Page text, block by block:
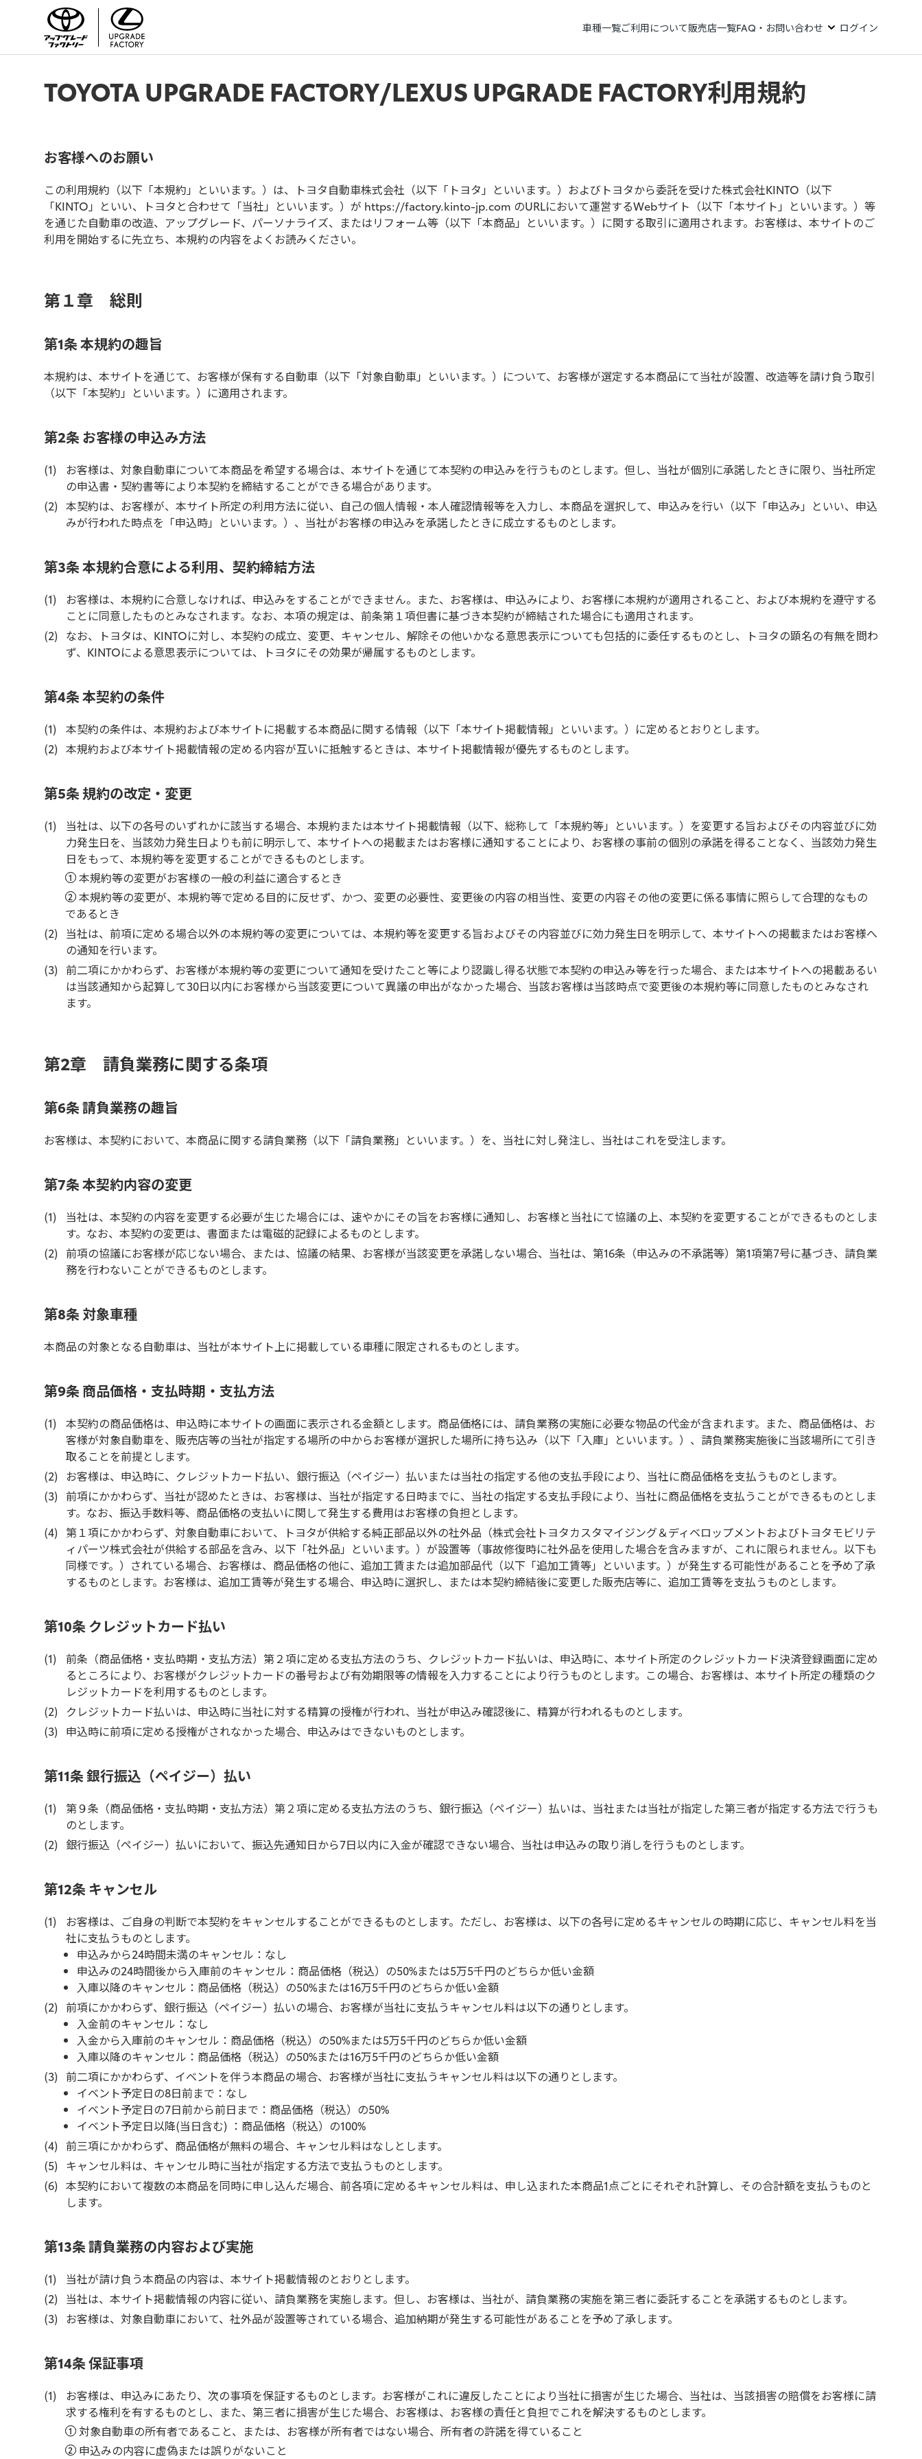
車種一覧ご利用について販売店一覧FAQ・お問い合わせ ログイン
TOYOTA UPGRADE FACTORY/LEXUS UPGRADE FACTORY利用規約
お客様へのお願い
この利用規約（以下「本規約」といいます。）は、トヨタ自動車株式会社（以下「トヨタ」といいます。）およびトヨタから委託を受けた株式会社KINTO（以下
「KINTO」といい、トヨタと合わせて「当社」といいます。）が https://factory.kinto-jp.com のURLにおいて運営するWebサイト（以下「本サイト」といいます。）等
を通じた自動車の改造、アップグレード、パーソナライズ、またはリフォーム等（以下「本商品」といいます。）に関する取引に適用されます。お客様は、本サイトのご
利用を開始するに先立ち、本規約の内容をよくお読みください。
第１章 総則
第1条 本規約の趣旨
本規約は、本サイトを通じて、お客様が保有する自動車（以下「対象自動車」といいます。）について、お客様が選定する本商品にて当社が設置、改造等を請け負う取引
（以下「本契約」といいます。）に適用されます。
第2条 お客様の申込み方法
お客様は、対象自動車について本商品を希望する場合は、本サイトを通じて本契約の申込みを行うものとします。但し、当社が個別に承諾したときに限り、当社所定
の申込書・契約書等により本契約を締結することができる場合があります。
本契約は、お客様が、本サイト所定の利用方法に従い、自己の個人情報・本人確認情報等を入力し、本商品を選択して、申込みを行い（以下「申込み」といい、申込
みが行われた時点を「申込時」といいます。）、当社がお客様の申込みを承諾したときに成立するものとします。
第3条 本規約合意による利用、契約締結方法
お客様は、本規約に合意しなければ、申込みをすることができません。また、お客様は、申込みにより、お客様に本規約が適用されること、および本規約を遵守する
ことに同意したものとみなされます。なお、本項の規定は、前条第１項但書に基づき本契約が締結された場合にも適用されます。
なお、トヨタは、KINTOに対し、本契約の成立、変更、キャンセル、解除その他いかなる意思表示についても包括的に委任するものとし、トヨタの顕名の有無を問わ
ず、KINTOによる意思表示については、トヨタにその効果が帰属するものとします。
第4条 本契約の条件
本契約の条件は、本規約および本サイトに掲載する本商品に関する情報（以下「本サイト掲載情報」といいます。）に定めるとおりとします。
本規約および本サイト掲載情報の定める内容が互いに抵触するときは、本サイト掲載情報が優先するものとします。
第5条 規約の改定・変更
当社は、以下の各号のいずれかに該当する場合、本規約または本サイト掲載情報（以下、総称して「本規約等」といいます。）を変更する旨およびその内容並びに効
力発生日を、当該効力発生日よりも前に明示して、本サイトへの掲載またはお客様に通知することにより、お客様の事前の個別の承諾を得ることなく、当該効力発生
日をもって、本規約等を変更することができるものとします。
本規約等の変更がお客様の一般の利益に適合するとき
本規約等の変更が、本規約等で定める目的に反せず、かつ、変更の必要性、変更後の内容の相当性、変更の内容その他の変更に係る事情に照らして合理的なもの
であるとき
当社は、前項に定める場合以外の本規約等の変更については、本規約等を変更する旨およびその内容並びに効力発生日を明示して、本サイトへの掲載またはお客様へ
の通知を行います。
前二項にかかわらず、お客様が本規約等の変更について通知を受けたこと等により認識し得る状態で本契約の申込み等を行った場合、または本サイトへの掲載あるい
は当該通知から起算して30日以内にお客様から当該変更について異議の申出がなかった場合、当該お客様は当該時点で変更後の本規約等に同意したものとみなされ
ます。
第2章 請負業務に関する条項
第6条 請負業務の趣旨
お客様は、本契約において、本商品に関する請負業務（以下「請負業務」といいます。）を、当社に対し発注し、当社はこれを受注します。
第7条 本契約内容の変更
当社は、本契約の内容を変更する必要が生じた場合には、速やかにその旨をお客様に通知し、お客様と当社にて協議の上、本契約を変更することができるものとしま
す。なお、本契約の変更は、書面または電磁的記録によるものとします。
前項の協議にお客様が応じない場合、または、協議の結果、お客様が当該変更を承諾しない場合、当社は、第16条（申込みの不承諾等）第1項第7号に基づき、請負業
務を行わないことができるものとします。
第8条 対象車種
本商品の対象となる自動車は、当社が本サイト上に掲載している車種に限定されるものとします。
第9条 商品価格・支払時期・支払方法
本契約の商品価格は、申込時に本サイトの画面に表示される金額とします。商品価格には、請負業務の実施に必要な物品の代金が含まれます。また、商品価格は、お
客様が対象自動車を、販売店等の当社が指定する場所の中からお客様が選択した場所に持ち込み（以下「入庫」といいます。）、請負業務実施後に当該場所にて引き
取ることを前提とします。
お客様は、申込時に、クレジットカード払い、銀行振込（ペイジー）払いまたは当社の指定する他の支払手段により、当社に商品価格を支払うものとします。
前項にかかわらず、当社が認めたときは、お客様は、当社が指定する日時までに、当社の指定する支払手段により、当社に商品価格を支払うことができるものとしま
す。なお、振込手数料等、商品価格の支払いに関して発生する費用はお客様の負担とします。
第１項にかかわらず、対象自動車において、トヨタが供給する純正部品以外の社外品（株式会社トヨタカスタマイジング＆ディベロップメントおよびトヨタモビリテ
ィパーツ株式会社が供給する部品を含み、以下「社外品」といいます。）が設置等（事故修復時に社外品を使用した場合を含みますが、これに限られません。以下も
同様です。）されている場合、お客様は、商品価格の他に、追加工賃または追加部品代（以下「追加工賃等」といいます。）が発生する可能性があることを予め了承
するものとします。お客様は、追加工賃等が発生する場合、申込時に選択し、または本契約締結後に変更した販売店等に、追加工賃等を支払うものとします。
第10条 クレジットカード払い
前条（商品価格・支払時期・支払方法）第２項に定める支払方法のうち、クレジットカード払いは、申込時に、本サイト所定のクレジットカード決済登録画面に定め
るところにより、お客様がクレジットカードの番号および有効期限等の情報を入力することにより行うものとします。この場合、お客様は、本サイト所定の種類のク
レジットカードを利用するものとします。
クレジットカード払いは、申込時に当社に対する精算の授権が行われ、当社が申込み確認後に、精算が行われるものとします。
申込時に前項に定める授権がされなかった場合、申込みはできないものとします。
第11条 銀行振込（ペイジー）払い
第９条（商品価格・支払時期・支払方法）第２項に定める支払方法のうち、銀行振込（ペイジー）払いは、当社または当社が指定した第三者が指定する方法で行うも
のとします。
銀行振込（ペイジー）払いにおいて、振込先通知日から7日以内に入金が確認できない場合、当社は申込みの取り消しを行うものとします。
第12条 キャンセル
お客様は、ご自身の判断で本契約をキャンセルすることができるものとします。ただし、お客様は、以下の各号に定めるキャンセルの時期に応じ、キャンセル料を当
社に支払うものとします。
申込みから24時間未満のキャンセル：なし
申込みの24時間後から入庫前のキャンセル：商品価格（税込）の50%または5万5千円のどちらか低い金額
入庫以降のキャンセル：商品価格（税込）の50%または16万5千円のどちらか低い金額
前項にかかわらず、銀行振込（ペイジー）払いの場合、お客様が当社に支払うキャンセル料は以下の通りとします。
入金前のキャンセル：なし
入金から入庫前のキャンセル：商品価格（税込）の50%または5万5千円のどちらか低い金額
入庫以降のキャンセル：商品価格（税込）の50%または16万5千円のどちらか低い金額
前二項にかかわらず、イベントを伴う本商品の場合、お客様が当社に支払うキャンセル料は以下の通りとします。
イベント予定日の8日前まで：なし
イベント予定日の7日前から前日まで：商品価格（税込）の50%
イベント予定日以降(当日含む) ：商品価格（税込）の100%
前三項にかかわらず、商品価格が無料の場合、キャンセル料はなしとします。
キャンセル料は、キャンセル時に当社が指定する方法で支払うものとします。
本契約において複数の本商品を同時に申し込んだ場合、前各項に定めるキャンセル料は、申し込まれた本商品1点ごとにそれぞれ計算し、その合計額を支払うものと
します。
第13条 請負業務の内容および実施
当社が請け負う本商品の内容は、本サイト掲載情報のとおりとします。
当社は、本サイト掲載情報の内容に従い、請負業務を実施します。但し、お客様は、当社が、請負業務の実施を第三者に委託することを承諾するものとします。
お客様は、対象自動車において、社外品が設置等されている場合、追加納期が発生する可能性があることを予め了承します。
第14条 保証事項
お客様は、申込みにあたり、次の事項を保証するものとします。お客様がこれに違反したことにより当社に損害が生じた場合、当社は、当該損害の賠償をお客様に請
求する権利を有するものとし、また、第三者に損害が生じた場合、お客様は、お客様の責任と負担でこれを解決するものとします。
対象自動車の所有者であること、または、お客様が所有者ではない場合、所有者の許諾を得ていること
申込みの内容に虚偽または誤りがないこと